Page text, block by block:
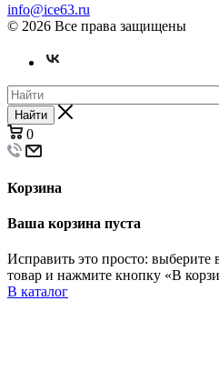
info@ice63.ru
© 2026 Все права защищены
Найти
0
Корзина
Ваша корзина пуста
Исправить это просто: выберите
товар и нажмите кнопку «В
В каталог